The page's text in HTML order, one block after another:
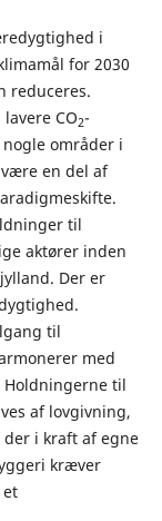
i
for 2030
reduceres.
CO2-
områder i
en del af
til
aktører inden
Der er
til
med
til
af lovgivning,
der i kraft af egne
kræver